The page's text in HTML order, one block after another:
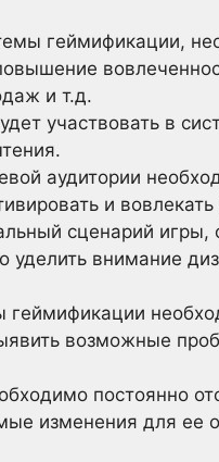
геймификации,
и т.д.
участвовать в
аудитории
и вовлекать
сценарий игры,
уделить внимание
возможные
постоянно
изменения для ее